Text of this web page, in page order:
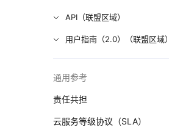
API（联盟区域）
用户指南（2.0）（联盟区域）
通用参考
责任共担
云服务等级协议（SLA）